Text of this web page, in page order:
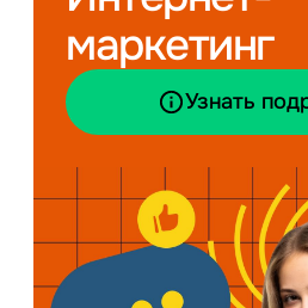
маркетинг
Узнать